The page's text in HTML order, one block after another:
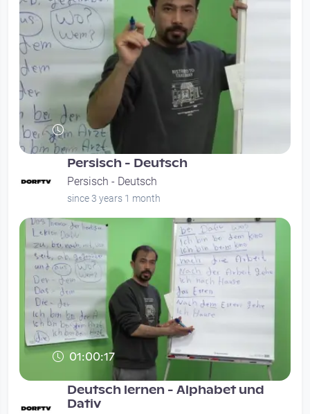
Persisch - Deutsch
Persisch - Deutsch
since 3 years 1 month
01:00:17
Deutsch lernen - Alphabet und
Dativ